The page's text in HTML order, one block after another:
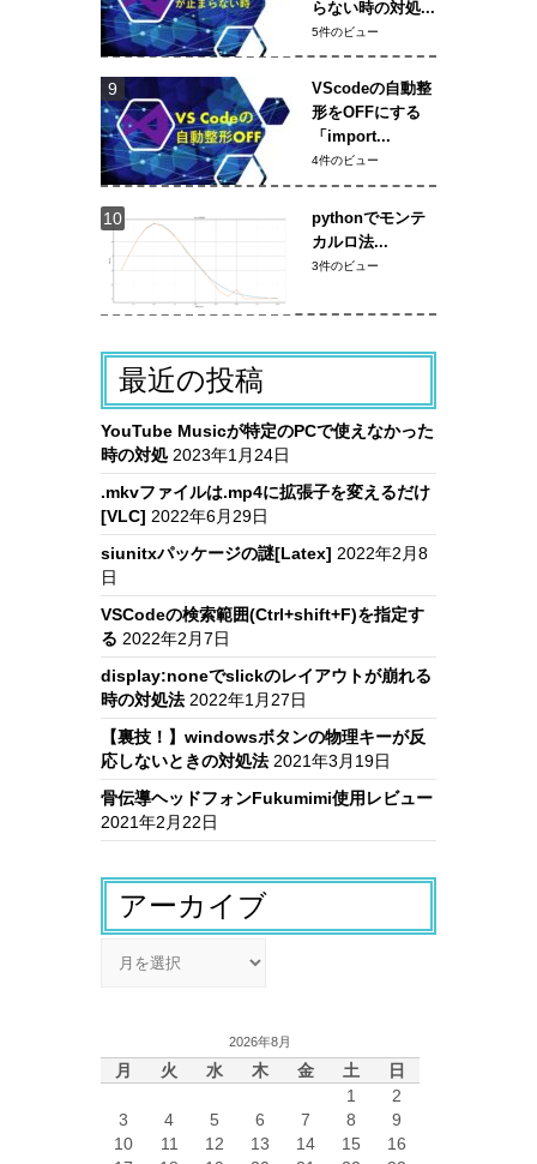
らない時の対処...
5件のビュー
VScodeの自動整
形をOFFにする
「import...
4件のビュー
pythonでモンテ
カルロ法...
3件のビュー
最近の投稿
YouTube Musicが特定のPCで使えなかった
時の対処 2023年1月24日
.mkvファイルは.mp4に拡張子を変えるだけ
[VLC] 2022年6月29日
siunitxパッケージの謎[Latex] 2022年2月8
日
VSCodeの検索範囲(Ctrl+shift+F)を指定す
る 2022年2月7日
display:noneでslickのレイアウトが崩れる
時の対処法 2022年1月27日
【裏技！】windowsボタンの物理キーが反
応しないときの対処法 2021年3月19日
骨伝導ヘッドフォンFukumimi使用レビュー
2021年2月22日
アーカイブ
2026年8月
月 火 水 木 金 土
日
1
2
3
4 5 6 7 8
9
10
11 12 13 14 15
16